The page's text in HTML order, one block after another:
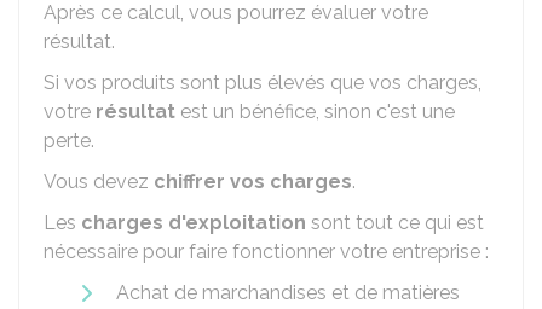
Après ce calcul, vous pourrez évaluer votre
résultat.
Si vos produits sont plus élevés que vos charges,
votre résultat est un bénéfice, sinon c'est une
perte.
Vous devez chiffrer vos charges.
Les charges d'exploitation sont tout ce qui est
nécessaire pour faire fonctionner votre entreprise :
Achat de marchandises et de matières